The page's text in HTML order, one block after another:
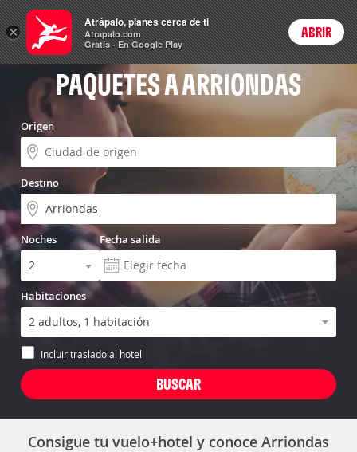
Vuelo+Hotel Login
PAQUETES A ARRIONDAS
Origen
Destino
Noches Fecha salida
Habitaciones
Incluir traslado al hotel
Consigue tu vuelo+hotel y conoce Arriondas
×
Atrápalo, planes cerca de ti
Atrapalo.com
Gratis - En Google Play
ABRIR